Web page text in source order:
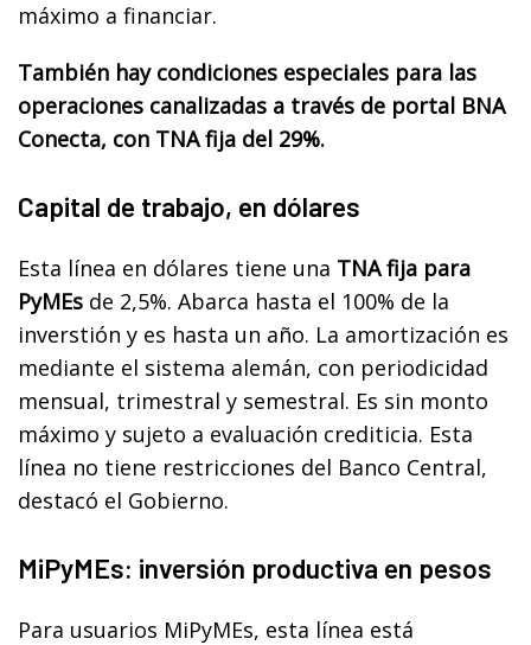
máximo a financiar.
También hay condiciones especiales para las
operaciones canalizadas a través de portal BNA
Conecta, con TNA fija del 29%.
Capital de trabajo, en dólares
Esta línea en dólares tiene una TNA fija para
PyMEs de 2,5%. Abarca hasta el 100% de la
inverstión y es hasta un año. La amortización es
mediante el sistema alemán, con periodicidad
mensual, trimestral y semestral. Es sin monto
máximo y sujeto a evaluación crediticia. Esta
línea no tiene restricciones del Banco Central,
destacó el Gobierno.
MiPyMEs: inversión productiva en pesos
Para usuarios MiPyMEs, esta línea está